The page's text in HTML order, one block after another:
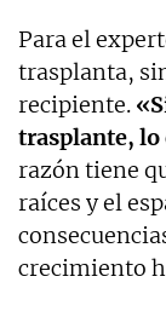
Para el
trasplanta,
recipiente.
trasplante, lo
razón tiene
raíces y el
crecimiento